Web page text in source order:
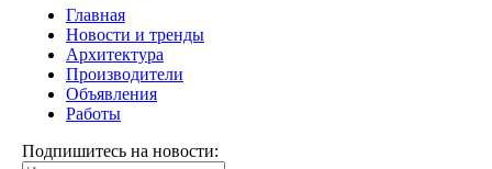
Главная
Новости и тренды
Архитектура
Производители
Объявления
Работы
Подпишитесь на новости: